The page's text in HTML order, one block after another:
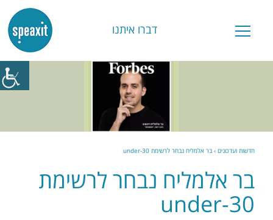
דברו איתנו
חדשות ועדכונים › בר אלמליח נבחר לרשימת 30-under
בר אלמליח נבחר לרשימת
30-under